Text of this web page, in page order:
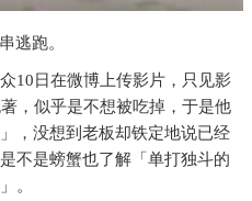
逃跑。
10日在微博上传影片，只见影
，似乎是不想被吃掉，于是他
，没想到老板却铁定地说已经
不是螃蟹也了解「单打独斗的
。